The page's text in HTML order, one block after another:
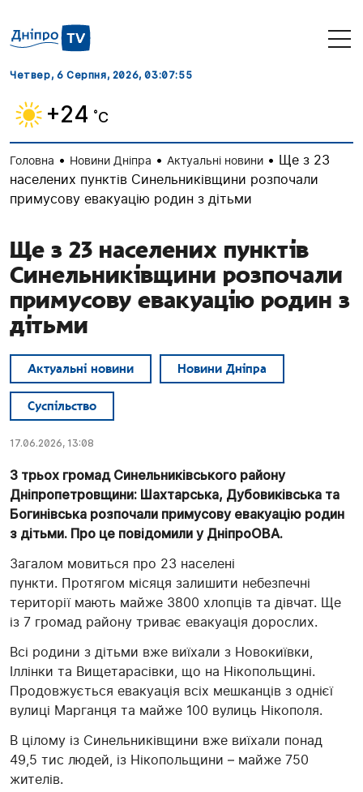
Четвер, 6 Серпня, 2026, 03:07:56
+24 ˚C
Головна • Новини Дніпра • Актуальні новини • Ще з 23
населених пунктів Синельниківщини розпочали
примусову евакуацію родин з дітьми
Ще з 23 населених пунктів
Синельниківщини розпочали
примусову евакуацію родин з
дітьми
Актуальні новини Новини Дніпра
Суспільство
17.06.2026, 13:08
З трьох громад Синельниківського району
Дніпропетровщини: Шахтарська, Дубовиківська та
Богинівська розпочали примусову евакуацію родин
з дітьми. Про це повідомили у ДніпроОВА.
Загалом мовиться про 23 населені
пункти. Протягом місяця залишити небезпечні
території мають майже 3800 хлопців та дівчат. Ще
із 7 громад району триває евакуація дорослих.
Всі родини з дітьми вже виїхали з Новокиївки,
Іллінки та Вищетарасівки, що на Нікопольщині.
Продовжується евакуація всіх мешканців з однієї
вулиці Марганця та майже 100 вулиць Нікополя.
В цілому із Синельниківщини вже виїхали понад
49,5 тис людей, із Нікопольщини – майже 750
жителів.